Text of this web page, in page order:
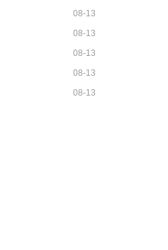
08-13
08-13
08-13
08-13
08-13